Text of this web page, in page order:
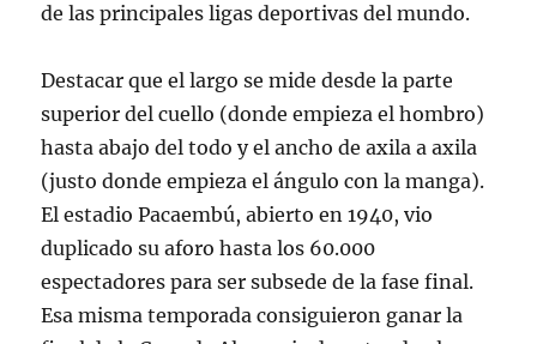
de las principales ligas deportivas del mundo.
Destacar que el largo se mide desde la parte
superior del cuello (donde empieza el hombro)
hasta abajo del todo y el ancho de axila a axila
(justo donde empieza el ángulo con la manga).
El estadio Pacaembú, abierto en 1940, vio
duplicado su aforo hasta los 60.000
espectadores para ser subsede de la fase final.
Esa misma temporada consiguieron ganar la